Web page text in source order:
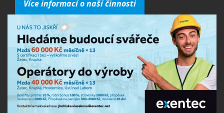
Více informací o naší činnosti